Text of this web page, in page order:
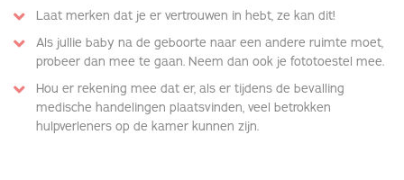
Laat merken dat je er vertrouwen in hebt, ze kan dit!
Als jullie baby na de geboorte naar een andere ruimte moet,
probeer dan mee te gaan. Neem dan ook je fototoestel mee.
Hou er rekening mee dat er, als er tijdens de bevalling
medische handelingen plaatsvinden, veel betrokken
hulpverleners op de kamer kunnen zijn.